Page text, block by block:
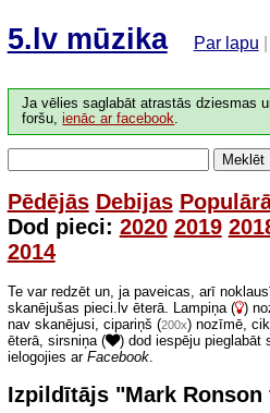
5.lv mūzika Par lapu
Ja vēlies saglabāt atrastās dziesmas
foršu,ienāc ar facebook.
Meklēt
Pēdējās Debijas
Dod pieci: 2020 2019
2014
Te var redzēt un, ja paveicas, arī
skanējušas pieci.lv ēterā. Lampiņa ( )
nav skanējusi, cipariņš (200x) nozīmē,
ēterā, sirsniņa (
) dod iespēju
ielogojies ar Facebook.
Izpildītājs "Mark